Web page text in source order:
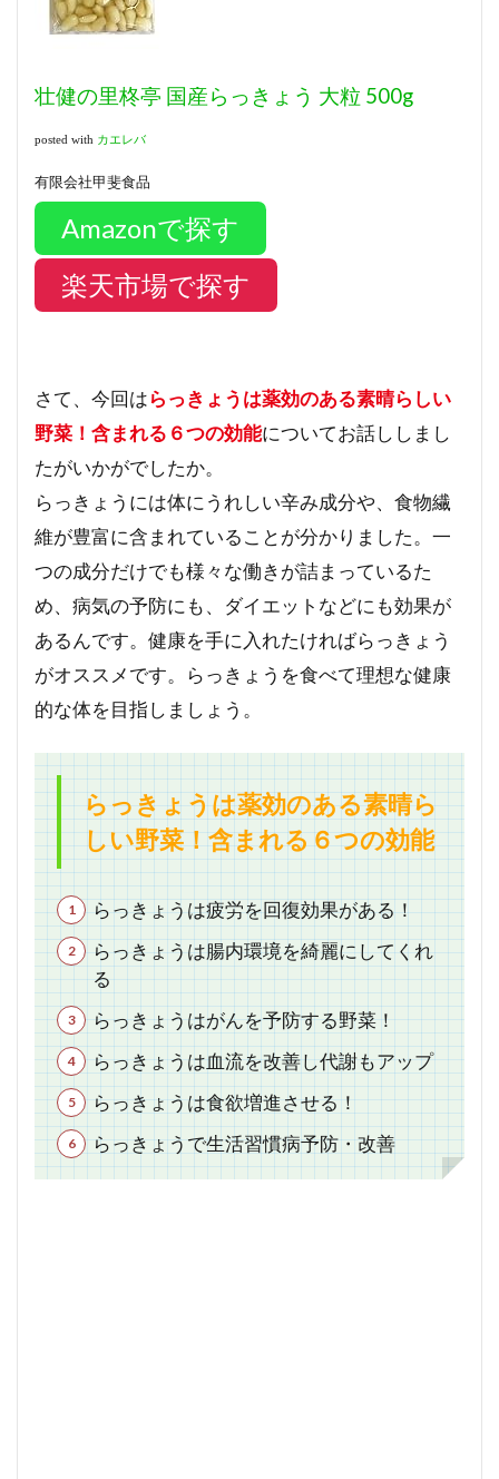
壮健の里柊亭 国産らっきょう 大粒 500g
posted with カエレバ
有限会社甲斐食品
Amazonで探す
楽天市場で探す
さて、今回はらっきょうは薬効のある素晴らしい
野菜！含まれる６つの効能についてお話ししまし
たがいかがでしたか。
らっきょうには体にうれしい辛み成分や、食物繊
維が豊富に含まれていることが分かりました。一
つの成分だけでも様々な働きが詰まっているた
め、病気の予防にも、ダイエットなどにも効果が
あるんです。健康を手に入れたければらっきょう
がオススメです。らっきょうを食べて理想な健康
的な体を目指しましょう。
らっきょうは薬効のある素晴ら
しい野菜！含まれる６つの効能
らっきょうは疲労を回復効果がある！
らっきょうは腸内環境を綺麗にしてくれ
る
らっきょうはがんを予防する野菜！
らっきょうは血流を改善し代謝もアップ
らっきょうは食欲増進させる！
らっきょうで生活習慣病予防・改善